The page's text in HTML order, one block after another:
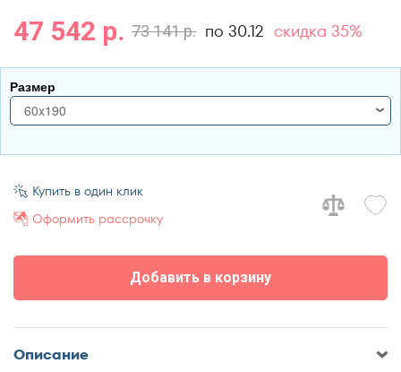
73 141 р.
47 542 р. по 30.12 скидка 35%
Размер
60x190
60x190
70x170
70x180
70x190
75x190
75x200
Добавить в корзину
Купить в один клик
Оформить рассрочку
Описание